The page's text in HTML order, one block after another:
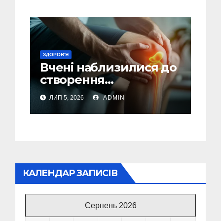
ЗДОРОВ'Я
Вчені наблизилися до
створення
революційного
лікування
остеоартриту
ЛИП 5, 2026 ADMIN
КАЛЕНДАР ЗАПИСІВ
Серпень 2026